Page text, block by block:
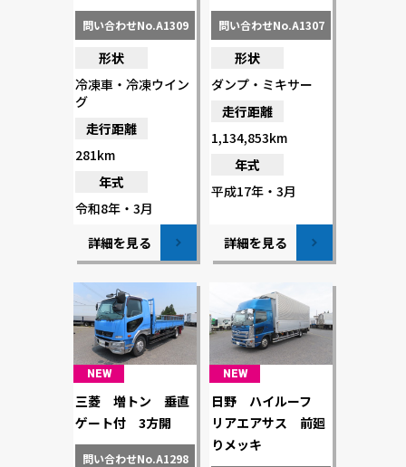
問い合わせNo.A1309
形状
冷凍車・冷凍ウイン
グ
走行距離
281km
年式
令和8年・3月
詳細を見る
問い合わせNo.A1307
形状
ダンプ・ミキサー
走行距離
1,134,853km
年式
平成17年・3月
詳細を見る
NEW
三菱 増トン 垂直
ゲート付 3方開
問い合わせNo.A1298
NEW
日野 ハイルーフ
リアエアサス 前廻
りメッキ